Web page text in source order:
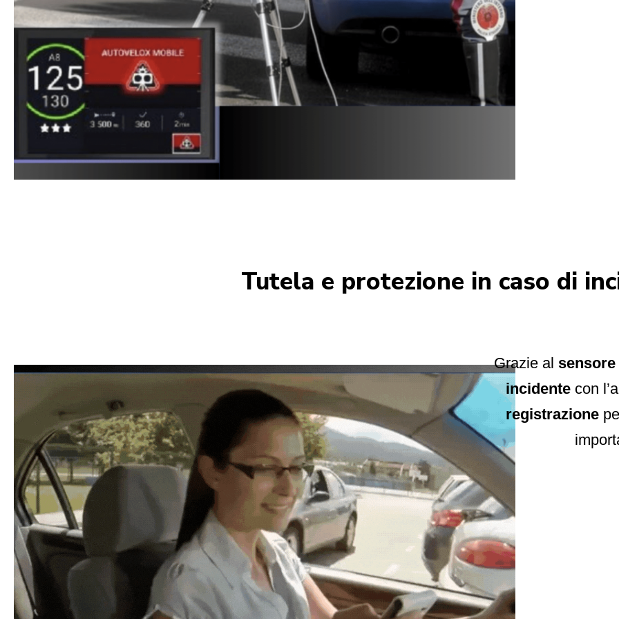
Tutela e protezione in caso di
Grazie al
incidente con
registrazione